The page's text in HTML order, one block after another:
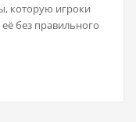
которую игроки
без правильного